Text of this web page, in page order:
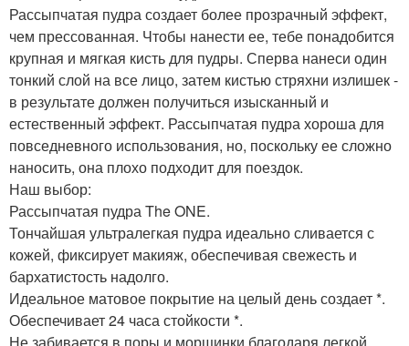
Рассыпчатая пудра создает более прозрачный эффект,
чем прессованная. Чтобы нанести ее, тебе понадобится
крупная и мягкая кисть для пудры. Сперва нанеси один
тонкий слой на все лицо, затем кистью стряхни излишек -
в результате должен получиться изысканный и
естественный эффект. Рассыпчатая пудра хороша для
повседневного использования, но, поскольку ее сложно
наносить, она плохо подходит для поездок.
Наш выбор:
Рассыпчатая пудра The ONE.
Тончайшая ультралегкая пудра идеально сливается с
кожей, фиксирует макияж, обеспечивая свежесть и
бархатистость надолго.
Идеальное матовое покрытие на целый день создает *.
Обеспечивает 24 часа стойкости *.